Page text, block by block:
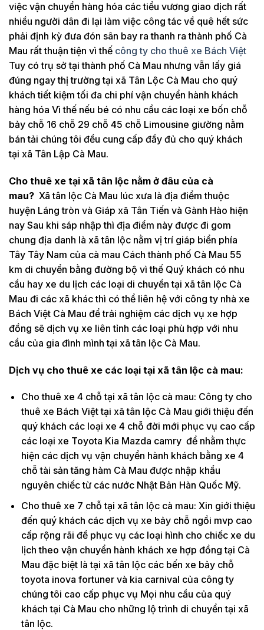
việc vận chuyển hàng hóa các tiểu vương giao dịch rất
nhiều người dân đi lại làm việc công tác về quê hết sức
phải định kỳ đưa đón sân bay ra thanh ra thành phố Cà
Mau rất thuận tiện vì thế công ty cho thuê xe Bách Việt
Tuy có trụ sở tại thành phố Cà Mau nhưng vẫn lấy giá
đúng ngay thị trường tại xã Tân Lộc Cà Mau cho quý
khách tiết kiệm tối đa chi phí vận chuyển hành khách
hàng hóa Vì thế nếu bé có nhu cầu các loại xe bốn chỗ
bảy chỗ 16 chỗ 29 chỗ 45 chỗ Limousine giường nằm
bán tải chúng tôi đều cung cấp đầy đủ cho quý khách
tại xã Tân Lập Cà Mau.
Cho thuê xe tại xã tân lộc nằm ở đâu của cà
mau? Xã tân lộc Cà Mau lúc xưa là địa điểm thuộc
huyện Láng tròn và Giáp xã Tân Tiến và Gành Hào hiện
nay Sau khi sáp nhập thì địa điểm này được đi gom
chung địa danh là xã tân lộc nằm vị trí giáp biển phía
Tây Tây Nam của cà mau Cách thành phố Cà Mau 55
km di chuyển bằng đường bộ vì thế Quý khách có nhu
cầu hay xe du lịch các loại di chuyển tại xã tân lộc Cà
Mau đi các xã khác thì có thể liên hệ với công ty nhà xe
Bách Việt Cà Mau để trải nghiệm các dịch vụ xe hợp
đồng sẽ dịch vụ xe liên tỉnh các loại phù hợp với nhu
cầu của gia đình mình tại xã tân lộc Cà Mau.
Dịch vụ cho thuê xe các loại tại xã tân lộc cà mau:
Cho thuê xe 4 chỗ tại xã tân lộc cà mau: Công ty cho
thuê xe Bách Việt tại xã tân lộc Cà Mau giới thiệu đến
quý khách các loại xe 4 chỗ đời mới phục vụ cao cấp
các loại xe Toyota Kia Mazda camry để nhằm thực
hiện các dịch vụ vận chuyển hành khách bằng xe 4
chỗ tài sản tăng hàm Cà Mau được nhập khẩu
nguyên chiếc từ các nước Nhật Bản Hàn Quốc Mỹ.
Cho thuê xe 7 chỗ tại xã tân lộc cà mau: Xin giới thiệu
đến quý khách các dịch vụ xe bảy chỗ ngồi mvp cao
cấp rộng rãi để phục vụ các loại hình cho chiếc xe du
lịch theo vận chuyển hành khách xe hợp đồng tại Cà
Mau đặc biệt là tại xã tân lộc các bến xe bảy chỗ
toyota inova fortuner và kia carnival của công ty
chúng tôi cao cấp phục vụ Mọi nhu cầu của quý
khách tại Cà Mau cho những lộ trình di chuyển tại xã
tân lộc.